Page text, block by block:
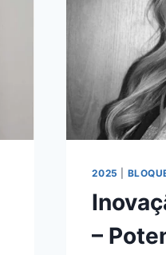
2025
–